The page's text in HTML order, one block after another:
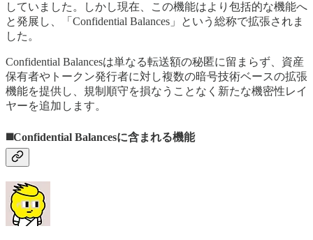
していました。しかし現在、この機能はより包括的な機能へ
と発展し、「Confidential Balances」という総称で拡張されま
した。
Confidential Balancesは単なる転送額の秘匿に留まらず、資産
保有者やトークン発行者に対し複数の暗号技術ベースの拡張
機能を提供し、規制順守を損なうことなく新たな機密性レイ
ヤーを追加します​​。
◼️Confidential Balancesに含まれる機能